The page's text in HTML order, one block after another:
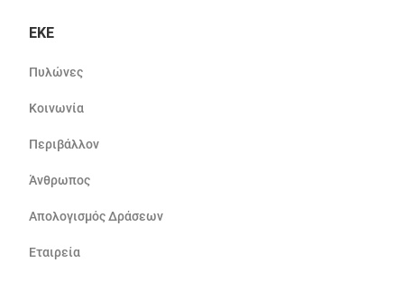
ΕΚΕ
Πυλώνες
Κοινωνία
Περιβάλλον
Άνθρωπος
Απολογισμός Δράσεων
Εταιρεία